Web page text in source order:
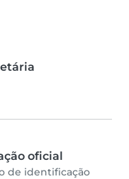
oficial
de identificação